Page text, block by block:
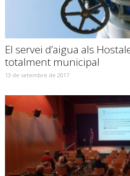
El servei d’aigua als
totalment municipal
13 de setembre de 2017